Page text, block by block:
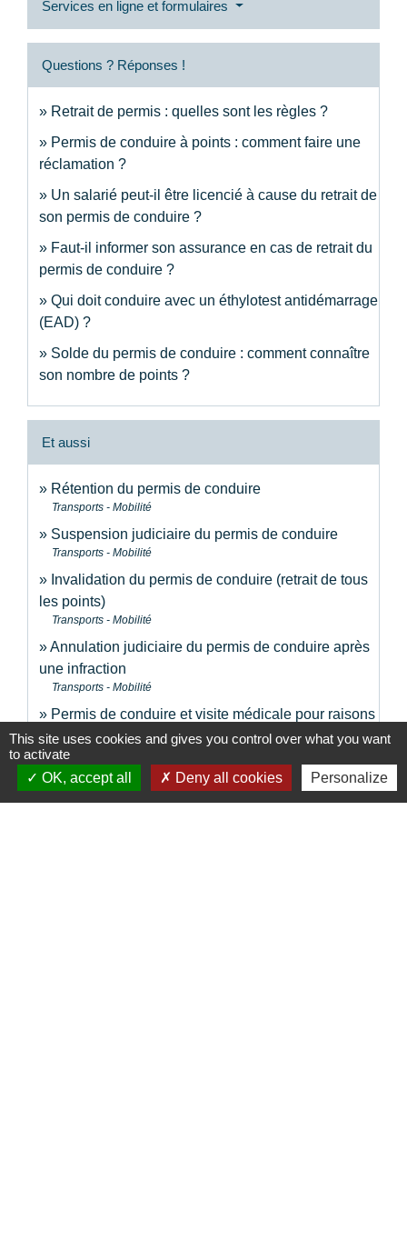
Services en ligne et formulaires
Questions ? Réponses !
Retrait de permis : quelles sont les règles ?
Permis de conduire à points : comment faire une
réclamation ?
Un salarié peut-il être licencié à cause du retrait de
son permis de conduire ?
Faut-il informer son assurance en cas de retrait du
permis de conduire ?
Qui doit conduire avec un éthylotest antidémarrage
(EAD) ?
Solde du permis de conduire : comment connaître
son nombre de points ?
Et aussi
Rétention du permis de conduire
Transports - Mobilité
Suspension judiciaire du permis de conduire
Transports - Mobilité
Invalidation du permis de conduire (retrait de tous
les points)
Transports - Mobilité
Annulation judiciaire du permis de conduire après
une infraction
Transports - Mobilité
Permis de conduire et visite médicale pour raisons
de santé
Transports - Mobilité
Signaler une erreur sur cette page
This site uses cookies and gives you control over what you want
to activate
OK, accept all
Deny all cookies Personalize